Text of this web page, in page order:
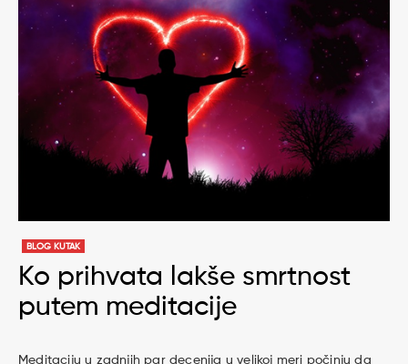
BLOG KUTAK
Ko prihvata lakše smrtnost
putem meditacije
Meditaciju u zadnjih par decenija u velikoj meri počinju da